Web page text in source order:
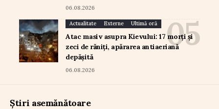
06.08.2026
Actualitate Externe Ultimă oră
Atac masiv asupra Kievului: 17 morți și
zeci de răniți, apărarea antiaeriană
depășită
06.08.2026
Știri asemănătoare